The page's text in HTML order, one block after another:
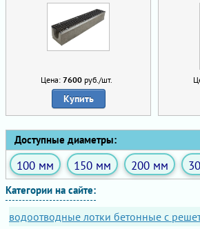
Цена: 7600 руб./шт.
Купить
Доступные диаметры:
100 мм 150 мм 200 мм
Категории на сайте:
водоотводные лотки бетонные с